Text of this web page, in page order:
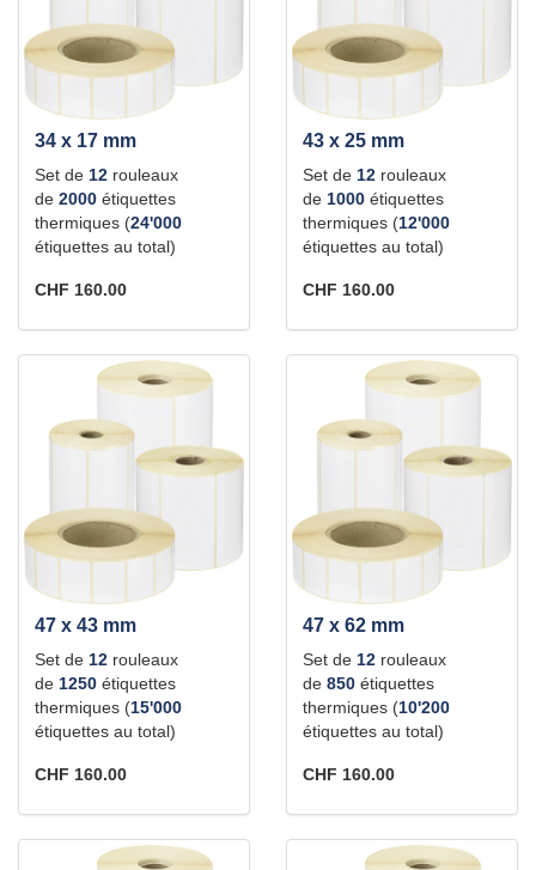
34 x 17 mm
Set de 12 rouleaux
de 2000 étiquettes
thermiques (24'000
étiquettes au total)
CHF 160.00
43 x 25 mm
Set de 12 rouleaux
de 1000 étiquettes
thermiques (12'000
étiquettes au total)
CHF 160.00
47 x 43 mm
Set de 12 rouleaux
de 1250 étiquettes
thermiques (15'000
étiquettes au total)
CHF 160.00
47 x 62 mm
Set de 12 rouleaux
de 850 étiquettes
thermiques (10'200
étiquettes au total)
CHF 160.00